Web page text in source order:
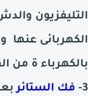
التليفزيون
الكهربائى
بالكهرباء ة من
3-
فك الستائر